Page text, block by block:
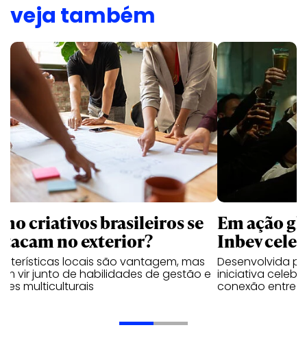
veja também
criativos brasileiros se
no exterior?
locais são vantagem, mas
vir junto de habilidades de gestão e
multiculturais
Em ação
Inbev
Desenvolvida
iniciativa
conexão entre